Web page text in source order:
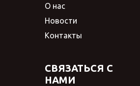
О нас
Новости
Контакты
СВЯЗАТЬСЯ С
НАМИ